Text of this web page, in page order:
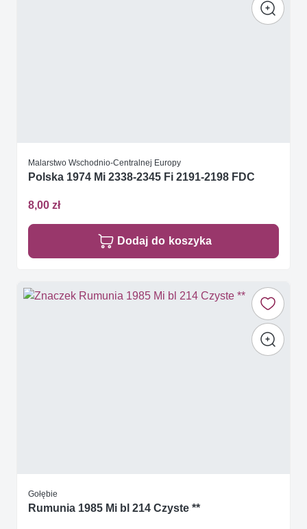
Malarstwo Wschodnio-Centralnej Europy
Polska 1974 Mi 2338-2345 Fi 2191-2198 FDC
8,00 zł
Dodaj do koszyka
Gołębie
Rumunia 1985 Mi bl 214 Czyste **